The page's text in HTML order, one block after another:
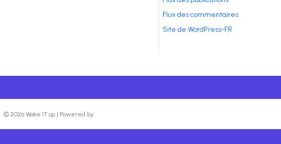
Flux des commentaires
Site de WordPress-FR
© 2026 Wake IT up | Powered by